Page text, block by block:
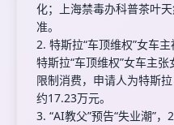
化；上海禁毒办科普茶叶
准。
2. 特斯拉“车顶维权”女车
特斯拉“车顶维权”女车主
限制消费，申请人为特斯
约17.23万元。
3. “AI教父”预告“失业潮”